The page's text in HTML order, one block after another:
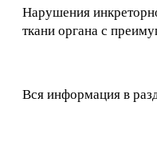
Нарушения
ткани органа с
Вся информация в